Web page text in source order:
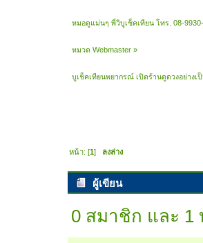
หมอดูแม่นๆ พี่วิบูเช็คเทียน โทร. 08-
หมวด Webmaster »
บูเช็คเทียนพยากรณ์ เปิดร้านดูดวงอย่างเ
หน้า: [1] ลงล่าง
ผู้เขียน
0 สมาชิก และ 1